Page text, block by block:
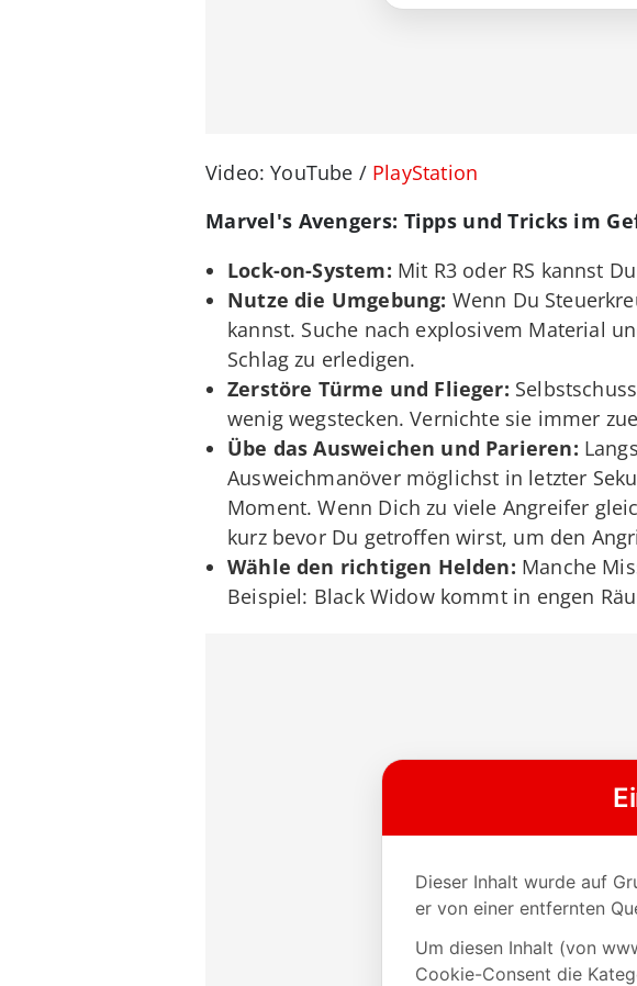
Video: YouTube / PlayStation
Marvel's Avengers: Tipps und Tricks im
Lock-on-System: Mit R3 oder RS kannst
Nutze die Umgebung: Wenn Du
kannst. Suche nach explosivem Material
Schlag zu erledigen.
Zerstöre Türme und Flieger:
wenig wegstecken. Vernichte sie immer
Übe das Ausweichen und Parieren:
Ausweichmanöver möglichst in letzter
Moment. Wenn Dich zu viele Angreifer
kurz bevor Du getroffen wirst, um den
Wähle den richtigen Helden: Manche
Beispiel: Black Widow kommt in engen